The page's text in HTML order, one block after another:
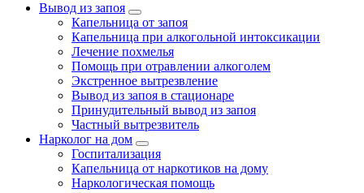
Вывод из запоя
Капельница от запоя
Капельница при алкогольной интоксикации
Лечение похмелья
Помощь при отравлении алкоголем
Экстренное вытрезвление
Вывод из запоя в стационаре
Принудительный вывод из запоя
Частный вытрезвитель
Нарколог на дом
Госпитализация
Капельница от наркотиков на дому
Наркологическая помощь